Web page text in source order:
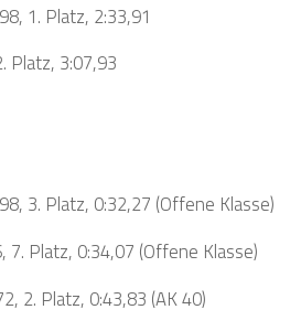
1. Platz, 2:33,91
Platz, 3:07,93
3. Platz, 0:32,27 (Offene Klasse)
7. Platz, 0:34,07 (Offene Klasse)
2. Platz, 0:43,83 (AK 40)